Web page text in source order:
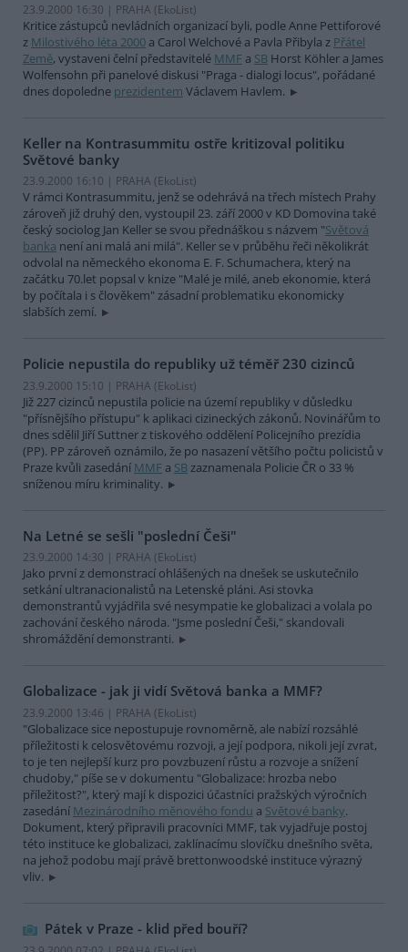
23.9.2000 16:30 | PRAHA (EkoList)
Kritice zástupců nevládních organizací byli, podle Anne Pettiforové
z Milostivého léta 2000 a Carol Welchové a Pavla Přibyla z Přátel
Země, vystaveni čelní představitelé MMF a SB Horst Köhler a James
Wolfensohn při panelové diskusi "Praga - dialogi locus", pořádané
dnes dopoledne prezidentem Václavem Havlem.
Keller na Kontrasummitu ostře kritizoval politiku
Světové banky
23.9.2000 16:10 | PRAHA (EkoList)
V rámci Kontrasummitu, jenž se odehrává na třech místech Prahy
zároveň již druhý den, vystoupil 23. září 2000 v KD Domovina také
český sociolog Jan Keller se svou přednáškou s názvem "Světová
banka není ani malá ani milá". Keller se v průběhu řeči několikrát
odvolal na německého ekonoma E. F. Schumachera, který na
začátku 70.let popsal v knize "Malé je milé, aneb ekonomie, která
by počítala i s člověkem" zásadní problematiku ekonomicky
slabších zemí.
Policie nepustila do republiky už téměř 230 cizinců
23.9.2000 15:10 | PRAHA (EkoList)
Již 227 cizinců nepustila policie na území republiky v důsledku
"přísnějšího přístupu" k aplikaci cizineckých zákonů. Novinářům to
dnes sdělil Jiří Suttner z tiskového oddělení Policejního prezídia
(PP). PP zároveň oznámilo, že po nasazení většího počtu policistů v
Praze kvůli zasedání MMF a SBzaznamenala Policie ČR o 33 %
sníženou míru kriminality.
Na Letné se sešli "poslední Češi"
23.9.2000 14:30 | PRAHA (EkoList)
Jako první z demonstrací ohlášených na dnešek se uskutečnilo
setkání ultranacionalistů na Letenské pláni. Asi stovka
demonstrantů vyjádřila své nesympatie ke globalizaci a volala po
zachování českého národa. "Jsme poslední Češi," skandovali
shromáždění demonstranti.
Globalizace - jak ji vidí Světová banka a MMF?
23.9.2000 13:46 | PRAHA (EkoList)
"Globalizace sice nepostupuje rovnoměrně, ale nabízí rozsáhlé
příležitosti k celosvětovému rozvoji, a její podpora, nikoli její zvrat,
to je ten nejlepší kurz pro povzbuzení růstu a rozvoje a snížení
chudoby," píše se v dokumentu "Globalizace: hrozba nebo
příležitost?", který mají k dispozici účastníci pražských výročních
zasedání Mezinárodního měnového fondu a Světové banky.
Dokument, který připravili pracovníci MMF, tak vyjadřuje postoj
této instituce ke globalizaci, zaklínacímu slovíčku dnešního světa,
na jehož podobu mají právě brettonwoodské instituce výrazný
vliv.
Pátek v Praze - klid před bouří?